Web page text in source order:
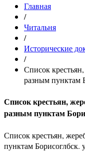
Главная
/
Читальня
/
Исторические
/
Список
разным пунктам
Список крестьян,
разным пунктам
Список крестьян,
пунктам Борисоглбск.